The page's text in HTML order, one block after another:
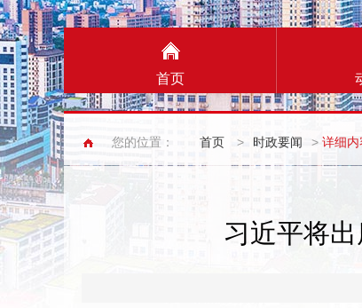
首页
您的位置： 首页 > 时政要闻 > 详细内
习近平将